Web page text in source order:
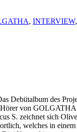
, INTERVIEW,
Debütalbum des
Hörer von
S. zeichnet sich
welches in einem